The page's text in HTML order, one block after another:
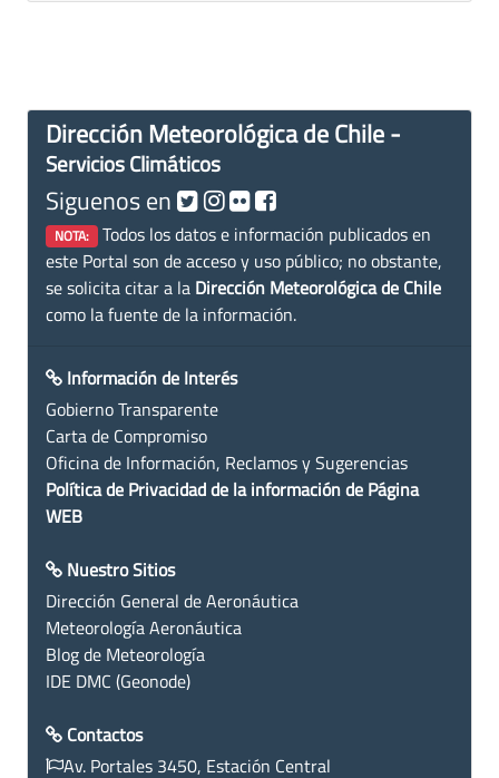
Dirección Meteorológica de Chile -
Servicios Climáticos
Siguenos en
NOTA: Todos los datos e información publicados en
este Portal son de acceso y uso público; no obstante,
se solicita citar a la Dirección Meteorológica de Chile
como la fuente de la información.
Información de Interés
Gobierno Transparente
Carta de Compromiso
Oficina de Información, Reclamos y Sugerencias
Política de Privacidad de la información de Página
WEB
Nuestro Sitios
Dirección General de Aeronáutica
Meteorología Aeronáutica
Blog de Meteorología
IDE DMC (Geonode)
Contactos
Av. Portales 3450, Estación Central